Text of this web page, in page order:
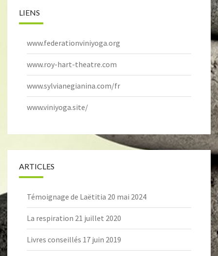
LIENS
www.federationviniyoga.org
www.roy-hart-theatre.com
www.sylvianegianina.com/fr
www.viniyoga.site/
ARTICLES
Témoignage de Laëtitia 20 mai 2024
La respiration 21 juillet 2020
Livres conseillés 17 juin 2019